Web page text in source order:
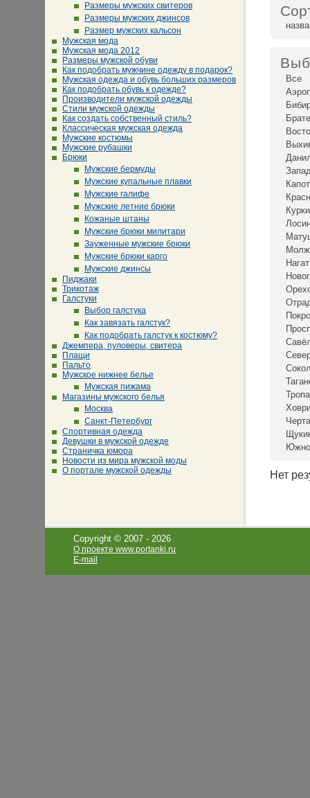
Размеры мужских свитеров
Размеры мужских джинсов
Размер мужских кальсон
Мужская мода
Мужская мода 2012
Размеры мужской обуви
Как подобрать мужчине одежду в подарок?
Мужская одежда и обувь больших размеров
Как подобрать обувь к одежде?
Производители мужской одежды
Стили мужской одежды
Как создать собственный стиль?
Классическая мужская одежда
Мужские костюмы
Мужские рубашки
Брюки
Мужские бермуды
Мужские купальные плавки
Мужские галифе
Мужские летние брюки
Кожаные штаны
Мужские брюки милитари
Зауженные мужские брюки
Мужские брюки карго
Мужские джинсы
Пиджаки
Трикотаж
Галстуки
Выбор галстука
Как завязать галстук?
Как подобрать галстук к костюму?
Джемпера, пуловеры, свитера
Плащи
Пальто
Мужское нижнее белье
Мужская пижама
Магазины мужского белья
Москва
Санкт-Петербург
Спортивная одежда
Девушки в мужской одежде
Страничка юмора
Новости из мира мужской моды
О портале мужской одежды
Все
Нет
Copyright © 2007 - 2026
О проекте www.portanki.ru
E-mail